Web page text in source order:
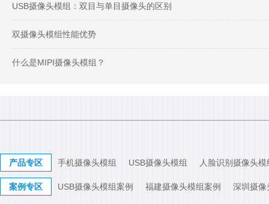
USB摄像头模组：双目与单目摄像头的区别
双摄像头模组性能优势
什么是MIPI摄像头模组？
产品专区 手机摄像头模组 USB摄像头模组 人脸识别摄像头模
案例专区 USB摄像头模组案例 福建摄像头模组案例 深圳摄像